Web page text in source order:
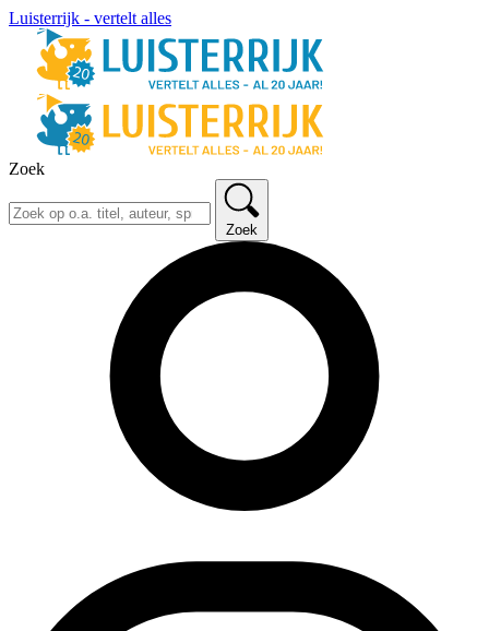
Luisterrijk - vertelt alles
Zoek
Zoek